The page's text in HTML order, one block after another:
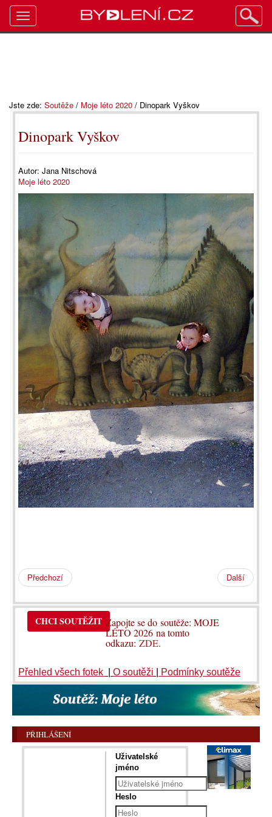
Jste zde: Soutěže / Moje léto 2020 / Dinopark Vyškov
Dinopark Vyškov
Autor: Jana Nitschová
Moje léto 2020
Předchozí Další
CHCI SOUTĚŽIT Zapojte se do soutěže: MOJE
LÉTO 2026 na tomto
odkazu:ZDE.
Přehled všech fotek O soutěži Podmínky soutěže
PŘIHLÁŠENÍ
Uživatelské
jméno
Heslo
Toggle
navigation